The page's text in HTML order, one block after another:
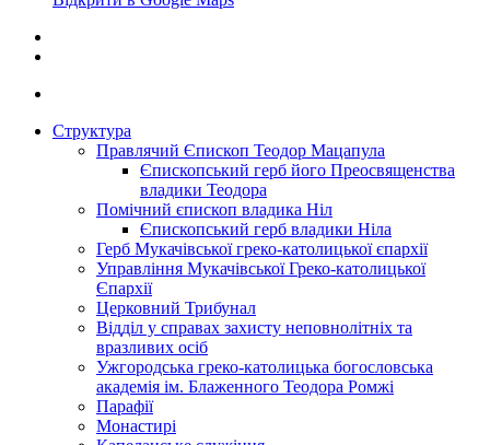
Структура
Правлячий Єпископ Теодор Мацапула
Єпископський герб його Преосвященства
владики Теодора
Помічний єпископ владика Ніл
Єпископський герб владики Ніла
Герб Мукачівської греко-католицької єпархії
Управління Мукачівської Греко-католицької
Єпархії
Церковний Трибунал
Відділ у справах захисту неповнолітніх та
вразливих осіб
Ужгородська греко-католицька богословська
академія ім. Блаженного Теодора Ромжі
Парафії
Монастирі